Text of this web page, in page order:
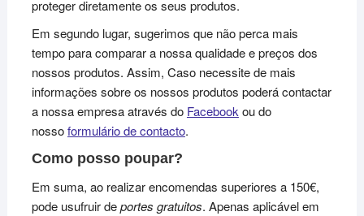
proteger diretamente os seus produtos.
Em segundo lugar, sugerimos que não perca mais
tempo para comparar a nossa qualidade e preços dos
nossos produtos. Assim, Caso necessite de mais
informações sobre os nossos produtos poderá contactar
a nossa empresa através do Facebookou do
nossoformulário de contacto.
Como posso poupar?
Em suma, ao realizar encomendas superiores a 150€,
pode usufruir deportes gratuitos. Apenas aplicável em